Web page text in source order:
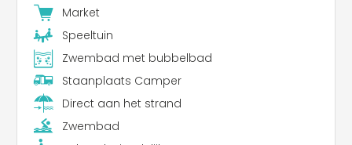
Market
Speeltuin
Zwembad met bubbelbad
Staanplaats Camper
Direct aan het strand
Zwembad